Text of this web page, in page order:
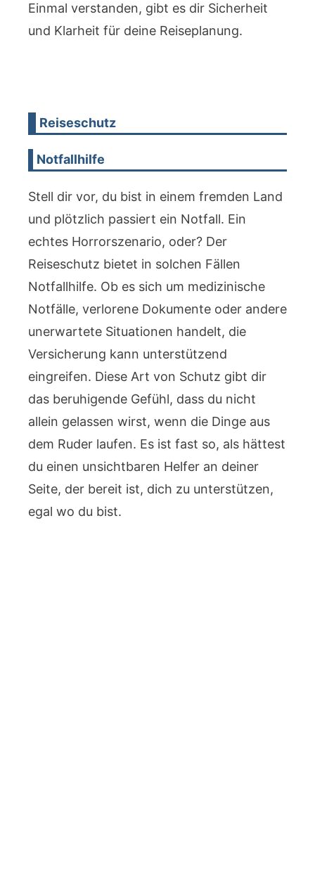
Einmal verstanden, gibt es dir Sicherheit
und Klarheit für deine Reiseplanung.
Reiseschutz
Notfallhilfe
Stell dir vor, du bist in einem fremden Land
und plötzlich passiert ein Notfall. Ein
echtes Horrorszenario, oder? Der
Reiseschutz bietet in solchen Fällen
Notfallhilfe. Ob es sich um medizinische
Notfälle, verlorene Dokumente oder andere
unerwartete Situationen handelt, die
Versicherung kann unterstützend
eingreifen. Diese Art von Schutz gibt dir
das beruhigende Gefühl, dass du nicht
allein gelassen wirst, wenn die Dinge aus
dem Ruder laufen. Es ist fast so, als hättest
du einen unsichtbaren Helfer an deiner
Seite, der bereit ist, dich zu unterstützen,
egal wo du bist.